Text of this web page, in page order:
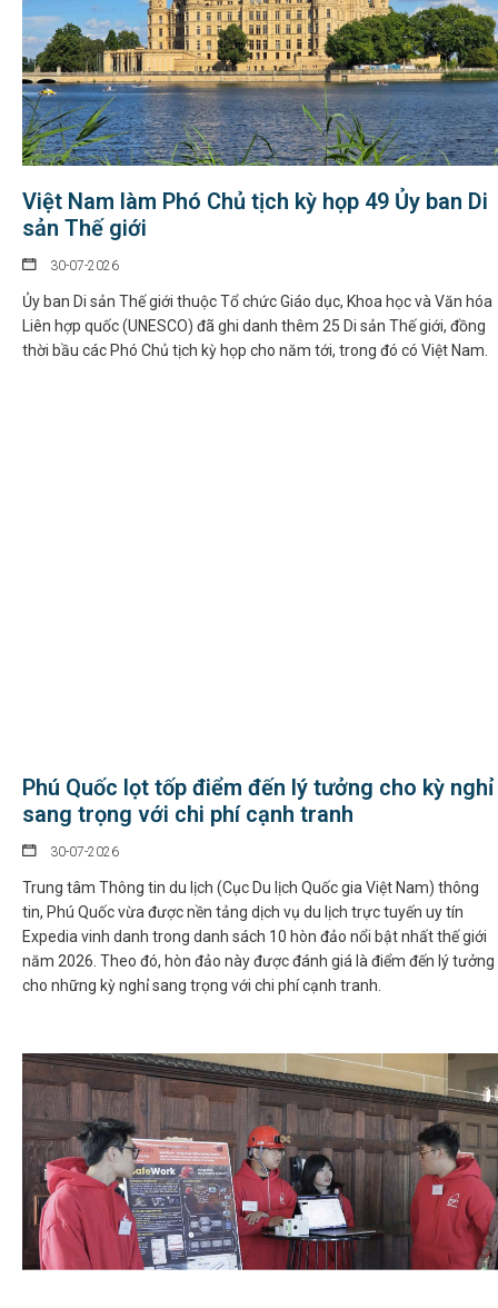
Việt Nam làm Phó Chủ tịch kỳ họp 49 Ủy ban Di
sản Thế giới
30-07-2026
Ủy ban Di sản Thế giới thuộc Tổ chức Giáo dục, Khoa học và Văn hóa
Liên hợp quốc (UNESCO) đã ghi danh thêm 25 Di sản Thế giới, đồng
thời bầu các Phó Chủ tịch kỳ họp cho năm tới, trong đó có Việt Nam.
Phú Quốc lọt tốp điểm đến lý tưởng cho kỳ nghỉ
sang trọng với chi phí cạnh tranh
30-07-2026
Trung tâm Thông tin du lịch (Cục Du lịch Quốc gia Việt Nam) thông
tin, Phú Quốc vừa được nền tảng dịch vụ du lịch trực tuyến uy tín
Expedia vinh danh trong danh sách 10 hòn đảo nổi bật nhất thế giới
năm 2026. Theo đó, hòn đảo này được đánh giá là điểm đến lý tưởng
cho những kỳ nghỉ sang trọng với chi phí cạnh tranh.